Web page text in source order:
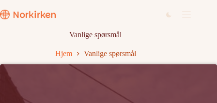
til
innholdet
Vanlige spørsmål
Hjem Vanlige spørsmål